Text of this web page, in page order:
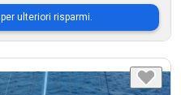
per ulteriori risparmi.